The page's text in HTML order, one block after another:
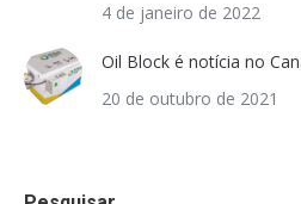
4 de janeiro de 2022
Oil Block é notícia no
20 de outubro de 2021